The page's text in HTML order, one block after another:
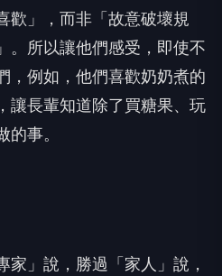
歡」，而非「故意破壞規
。所以讓他們感受，即使不
，例如，他們喜歡奶奶煮的
讓長輩知道除了買糖果、玩
事。
家」說，勝過「家人」說，